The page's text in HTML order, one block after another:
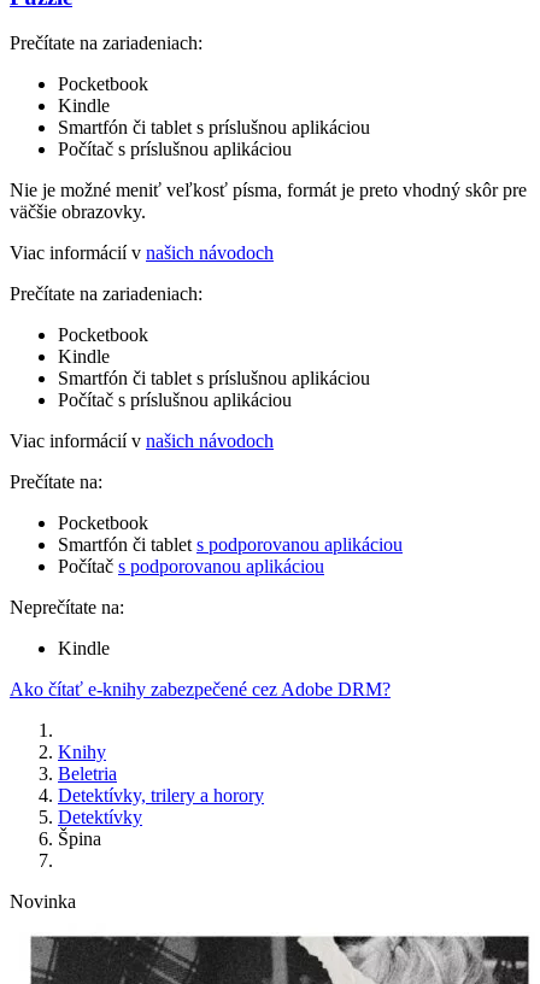
Prečítate na zariadeniach:
Pocketbook
Kindle
Smartfón či tablet s príslušnou aplikáciou
Počítač s príslušnou aplikáciou
Nie je možné meniť veľkosť písma, formát je preto vhodný skôr pre
väčšie obrazovky.
Viac informácií v našich návodoch
Prečítate na zariadeniach:
Pocketbook
Kindle
Smartfón či tablet s príslušnou aplikáciou
Počítač s príslušnou aplikáciou
Viac informácií v našich návodoch
Prečítate na:
Pocketbook
Smartfón či tablet s podporovanou aplikáciou
Počítač s podporovanou aplikáciou
Neprečítate na:
Kindle
Ako čítať e-knihy zabezpečené cez Adobe DRM?
Knihy
Beletria
Detektívky, trilery a horory
Detektívky
Špina
Novinka